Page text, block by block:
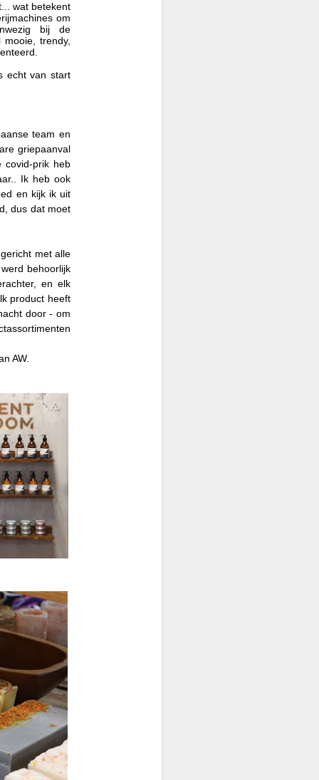
wat betekent
om
bij de
trendy,
echt van start
team en
griepaanval
prik heb
Ik heb ook
en kijk ik uit
dus dat moet
met alle
behoorlijk
en elk
product heeft
door - om
AW.
12
Record Groeten Uit
Spanje 🌏
Weer vrijdag… en het voetbal is
Slowakije's 9e verjaardag, Kane
die doorgaat naar zijn droombaan,
en alle gebruikelijke Ancient
Wisdom gebeurtenissen. Als je
het hebt gemist, kun je het hier
teruglezen.
Ik heb eindelijk een datum om
mijn NIE-kaart hier in Spanje op te
halen.